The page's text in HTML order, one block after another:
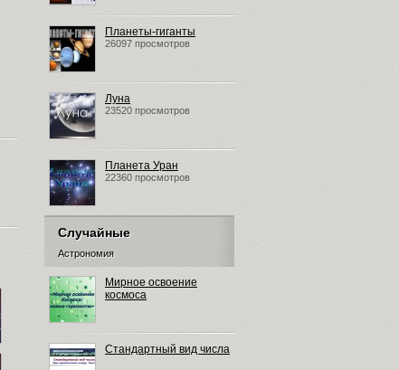
Планеты-гиганты
26097 просмотров
Луна
23520 просмотров
Планета Уран
22360 просмотров
Случайные
Астрономия
Мирное освоение
космоса
Стандартный вид числа